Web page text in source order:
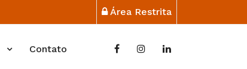
Área Restrita
Contato